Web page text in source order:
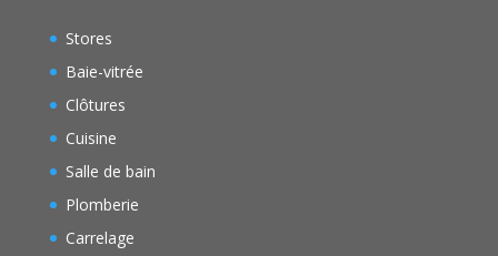
Stores
Baie-vitrée
Clôtures
Cuisine
Salle de bain
Plomberie
Carrelage